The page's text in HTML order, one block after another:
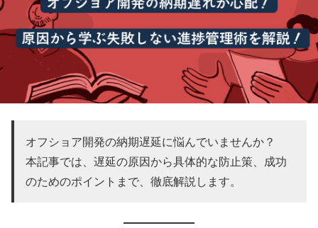
オフショア開発の納期遅延に悩んでいませんか？
本記事では、遅延の原因から具体的な防止策、成功
のためのポイントまで、徹底解説します。